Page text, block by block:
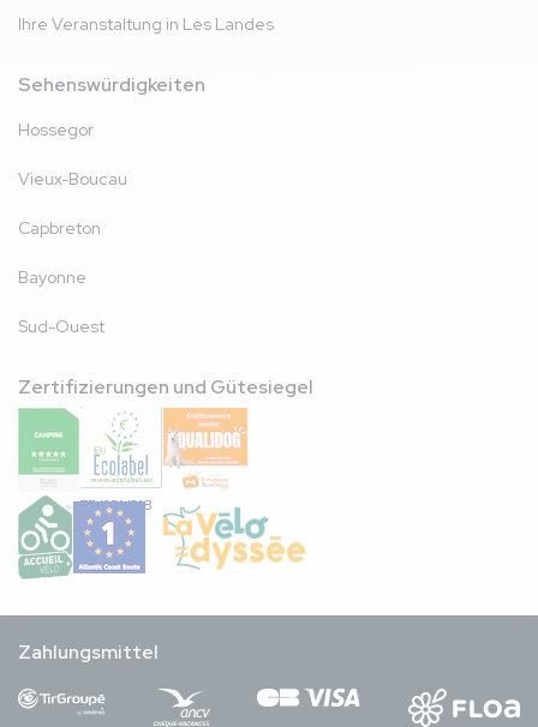
Ihre Veranstaltung in Les Landes
Sehenswürdigkeiten
Hossegor
Vieux-Boucau
Capbreton
Bayonne
Sud-Ouest
Zertifizierungen und Gütesiegel
FR/051/018
Zahlungsmittel